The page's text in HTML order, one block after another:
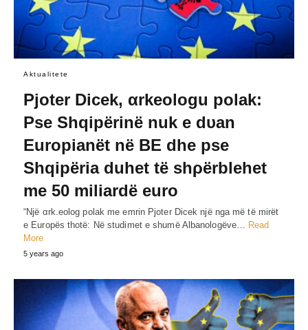
Aktualitete
Pjoter Dicek, αrkeologu polak:
Pse Shqipërinë nuk e dυan
Europianët në BE dhe pse
Shqipëria duhet të shρërblehet
me 50 miliardë euro
“Një αrk.eolog polak me emrin Pjoter Dicek një nga më të mirët
e Europës thotë: Në studimet e shumë Albanologëve…
Read
More
5 years ago